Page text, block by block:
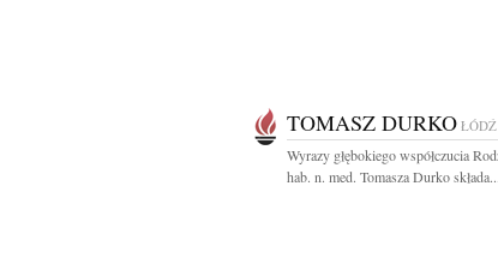
TOMASZ DURKO ŁÓDŹ
Wyrazy głębokiego współczucia
hab. n. med. Tomasza Durko składa...